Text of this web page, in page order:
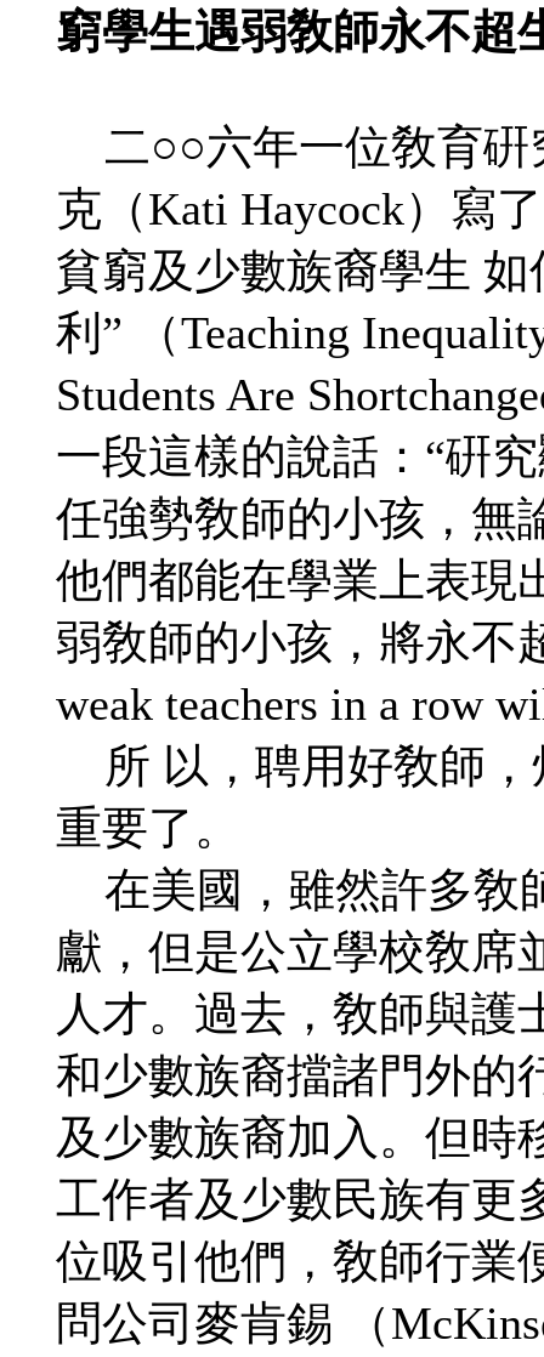
窮學生遇弱敎師永不
二○○六年一位敎育硏
克（Kati Haycock）寫
貧窮及少數族裔學生
利” （Teaching
Students Are
一段這樣的說話：“硏
任強勢敎師的小孩，無
他們都能在學業上表現
弱敎師的小孩，將永不
weak teachers in a row
所 以，聘用好敎師，
重要了。
在美國，雖然許多敎
獻，但是公立學校敎席
人才。過去，敎師與護
和少數族裔擋諸門外的
及少數族裔加入。但時
工作者及少數民族有更
位吸引他們，敎師行業
問公司麥肯錫 （